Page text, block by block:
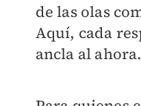
de las olas
Aquí, cada
ancla al ahora.